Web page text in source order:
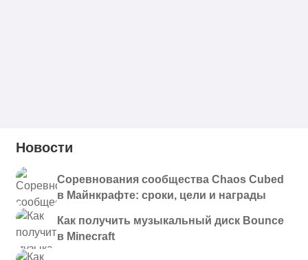
Новости
Соревнования сообщества Chaos Cubed
в Майнкрафте: сроки, цели и награды
Как получить музыкальный диск Bounce
в Minecraft